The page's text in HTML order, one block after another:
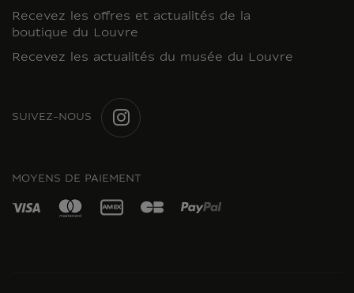
Recevez les offres et actualités de la
boutique du Louvre
Recevez les actualités du musée du Louvre
SUIVEZ-NOUS
MOYENS DE PAIEMENT